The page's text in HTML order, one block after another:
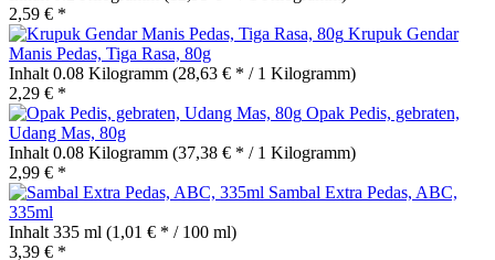
2,59 € *
Krupuk Gendar
Manis Pedas, Tiga Rasa, 80g
Inhalt 0.08 Kilogramm (28,63 € * / 1 Kilogramm)
2,29 € *
Opak Pedis, gebraten,
Udang Mas, 80g
Inhalt 0.08 Kilogramm (37,38 € * / 1 Kilogramm)
2,99 € *
Sambal Extra Pedas, ABC,
335ml
Inhalt 335 ml (1,01 € * / 100 ml)
3,39 € *